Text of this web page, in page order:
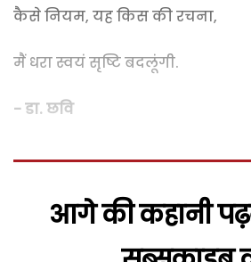
कैसे नियम, यह किस की रचना,
मैं धरा स्वयं सृष्टि बदलूंगी.
- डा. छवि
आगे की कहानी